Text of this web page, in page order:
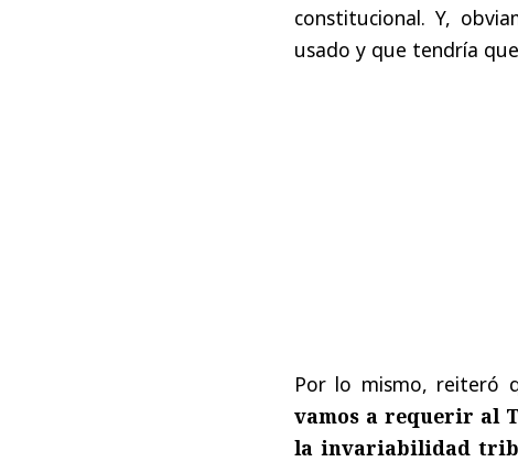
constitucional. Y,
usado y que tendría
Por lo mismo, reiteró
vamos a requerir al
la invariabilidad